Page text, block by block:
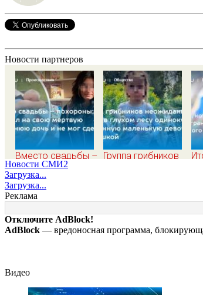
Новости партнеров
Вместо свадьбы –
похороны: отец
смотрел на свою
мертвую 16-
летнюю дочь и не
мог сдержать
слезы
Группа грибников
испуганную
маленькую девочку
с игрушкой
Новости СМИ2
Загрузка...
Загрузка...
Реклама
Отключите AdBlock!
AdBlock — вредоносная программа,
Видео